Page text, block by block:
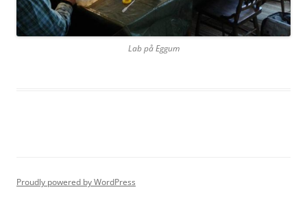
Lab på Eggum
Proudly powered by WordPress